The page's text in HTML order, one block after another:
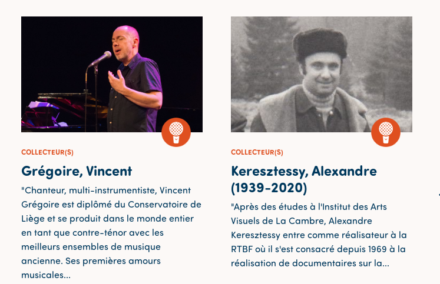
COLLECTEUR(S)
Grégoire, Vincent
"Chanteur, multi-instrumentiste, Vincent
Grégoire est diplômé du Conservatoire de
Liège et se produit dans le monde entier
en tant que contre-ténor avec les
meilleurs ensembles de musique
ancienne. Ses premières amours
musicales...
COLLECTEUR(S)
Keresztessy, Alexandre
(1939-2020)
"Après des études à l'Institut des Arts
Visuels de La Cambre, Alexandre
Keresztessy entre comme réalisateur à la
RTBF où il s'est consacré depuis 1969 à la
réalisation de documentaires sur la...